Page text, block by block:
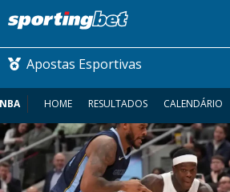
Apostas Esportivas
CONMEBOL LIBERTADORES
FUTEBOL NACIONAL
NBA HOME RESULTADOS CALENDÁRIO